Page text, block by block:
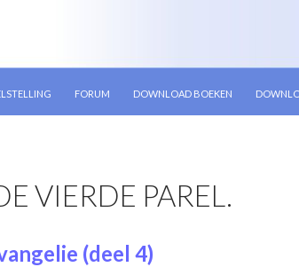
FORUM DOWNLOAD BOEKEN
VIERDE PAREL.
(deel 4)